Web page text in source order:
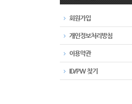
회원가입
개인정보처리방침
이용약관
ID/PW 찾기